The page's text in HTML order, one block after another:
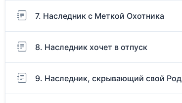
7. Наследник с Меткой Охотника
8. Наследник хочет в отпуск
9. Наследник, скрывающий свой Род